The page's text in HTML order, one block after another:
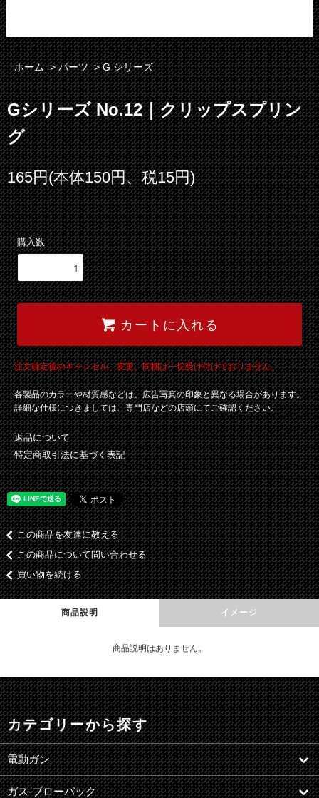
ホーム >パーツ >G シリーズ
Gシリーズ No.12｜クリップスプリン
グ
165円(本体150円、税15円)
購入数
カートに入れる
注文確定後のキャンセル、変更、同梱は一切受け付けておりません。
各製品のカラーや材質感などは、広告写真の印象と異なる場合があります。
詳細な仕様につきましては、専門店などの店頭にてご確認ください。
返品について
特定商取引法に基づく表記
この商品を友達に教える
この商品について問い合わせる
買い物を続ける
商品説明 イメージ
商品説明はありません。
カテゴリーから探す
電動ガン
ガス-ブローバック